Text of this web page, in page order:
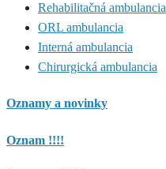
Rehabilitačná ambulancia
ORL ambulancia
Interná ambulancia
Chirurgická ambulancia
Oznamy a novinky
Oznam !!!!